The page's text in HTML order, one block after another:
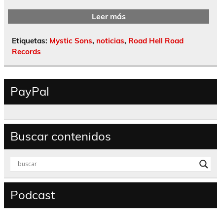
Leer más
Etiquetas: Mystic Sons, noticias, Road Hell Road
Records
PayPal
Buscar contenidos
Podcast